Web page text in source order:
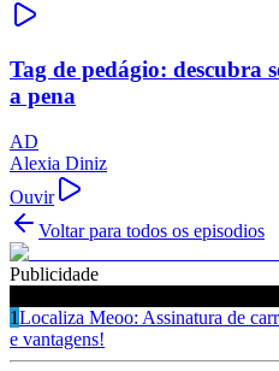
Tag de pedágio: descubra
a pena
AD
Alexia Diniz
Ouvir
Voltar para todos os episodios
Publicidade
1Localiza Meoo: Assinatura de
e vantagens!